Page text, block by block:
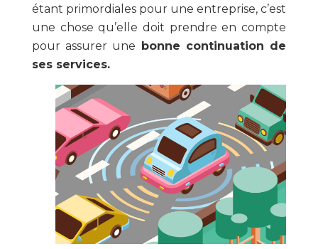
étant primordiales pour une entreprise, c’est
une chose qu’elle doit prendre en compte
pour assurer une bonne continuation de
ses services.